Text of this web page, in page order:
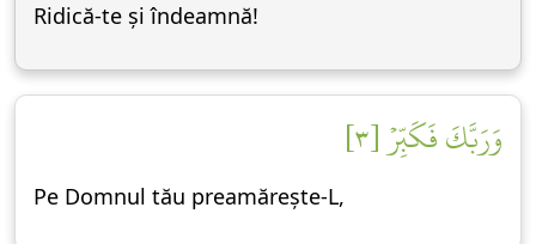
Ridică-te și îndeamnă!
وَرَبَّكَ فَكَبِّرۡ [٣]
Pe Domnul tău preamărește-L,